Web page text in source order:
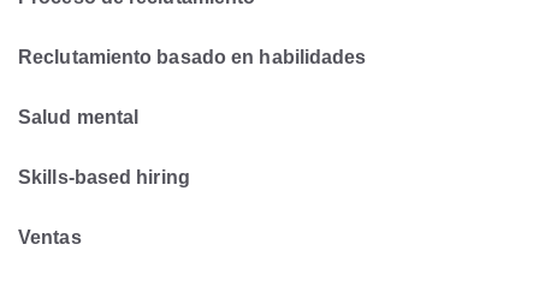
Reclutamiento basado en habilidades
Salud mental
Skills-based hiring
Ventas